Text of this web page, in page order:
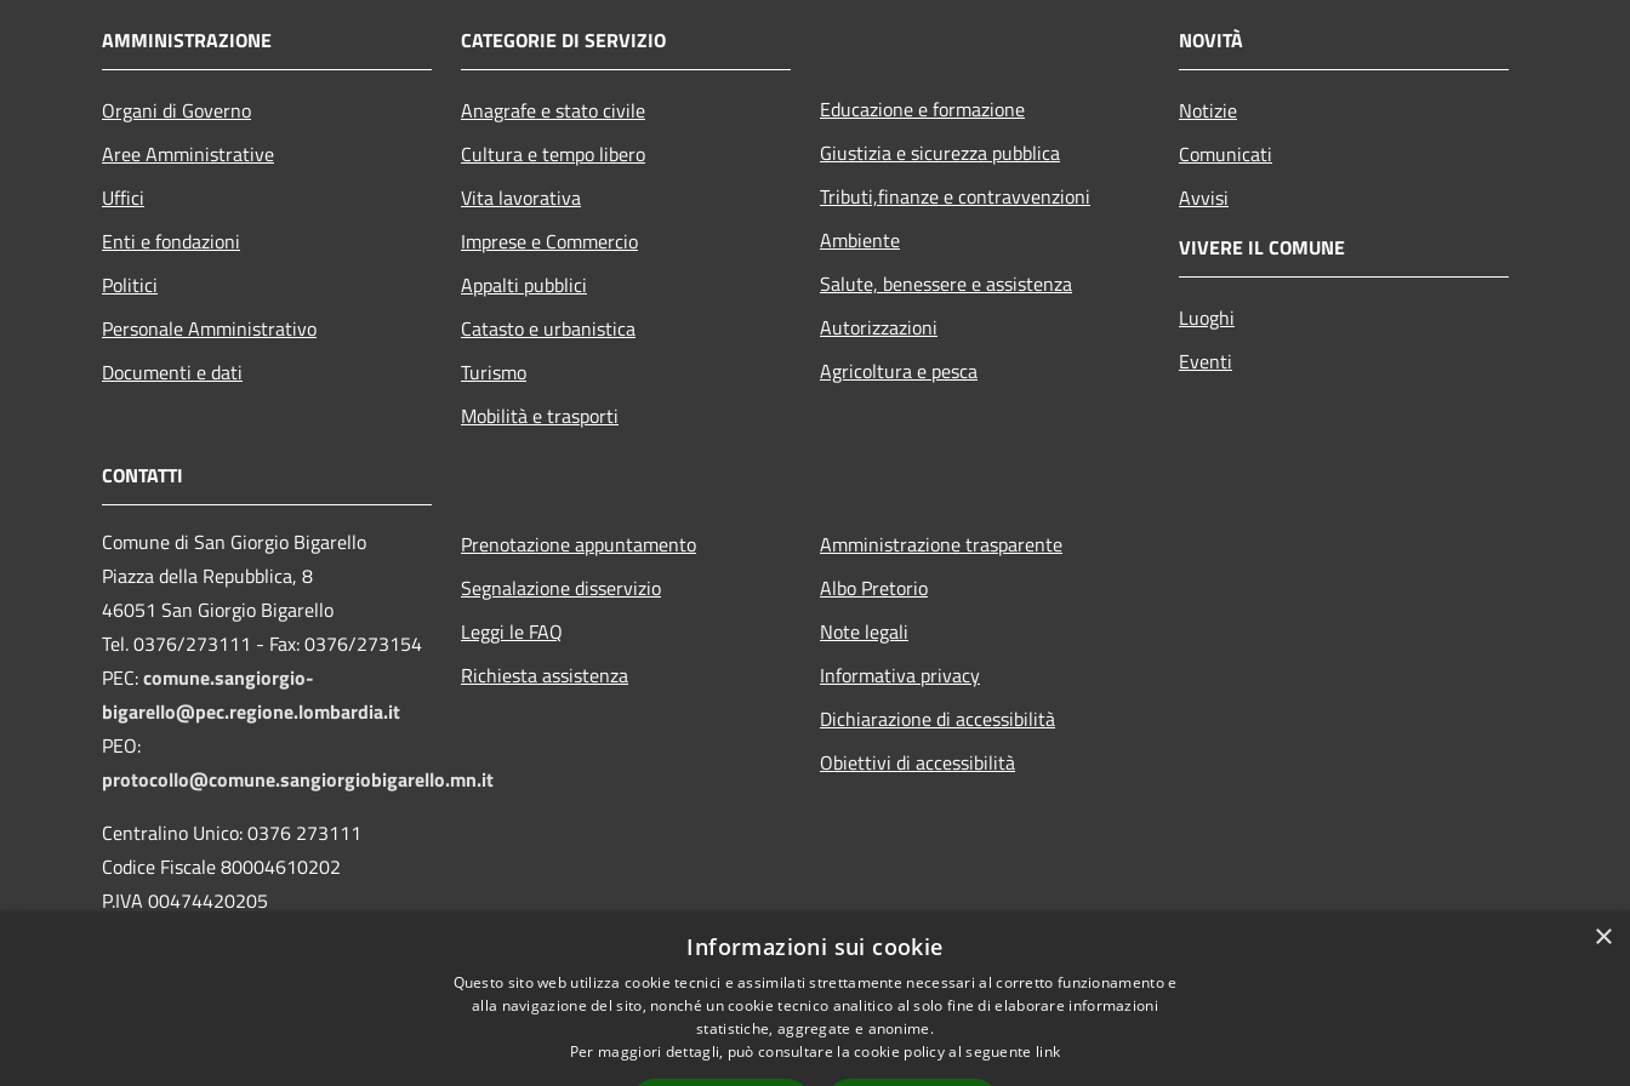
AMMINISTRAZIONE
Organi di Governo
Aree Amministrative
Uffici
Enti e fondazioni
Politici
Personale Amministrativo
Documenti e dati
CATEGORIE DI SERVIZIO
Anagrafe e stato civile
Cultura e tempo libero
Vita lavorativa
Imprese e Commercio
Appalti pubblici
Catasto e urbanistica
Turismo
Mobilità e trasporti
Educazione e formazione
Giustizia e sicurezza pubblica
Tributi,finanze e contravvenzioni
Ambiente
Salute, benessere e assistenza
Autorizzazioni
Agricoltura e pesca
NOVITÀ
Notizie
Comunicati
Avvisi
VIVERE IL COMUNE
Luoghi
Eventi
CONTATTI
Comune di San Giorgio Bigarello
Piazza della Repubblica, 8
46051 San Giorgio Bigarello
Tel. 0376/273111 - Fax: 0376/273154
PEC:comune.sangiorgio-
bigarello@pec.regione.lombardia.it
PEO:
protocollo@comune.sangiorgiobigarello.mn.it
Centralino Unico: 0376 273111
Codice Fiscale 80004610202
P.IVA 00474420205
Prenotazione appuntamento
Segnalazione disservizio
Leggi le FAQ
Richiesta assistenza
Amministrazione trasparente
Albo Pretorio
Note legali
Informativa privacy
Dichiarazione di accessibilità
Obiettivi di accessibilità
×
Informazioni sui cookie
Questo sito web utilizza cookie tecnici e assimilati strettamente necessari al corretto funzionamento e
alla navigazione del sito, nonché un cookie tecnico analitico al solo fine di elaborare informazioni
statistiche, aggregate e anonime.
Per maggiori dettagli, può consultare la cookie policy al seguente link